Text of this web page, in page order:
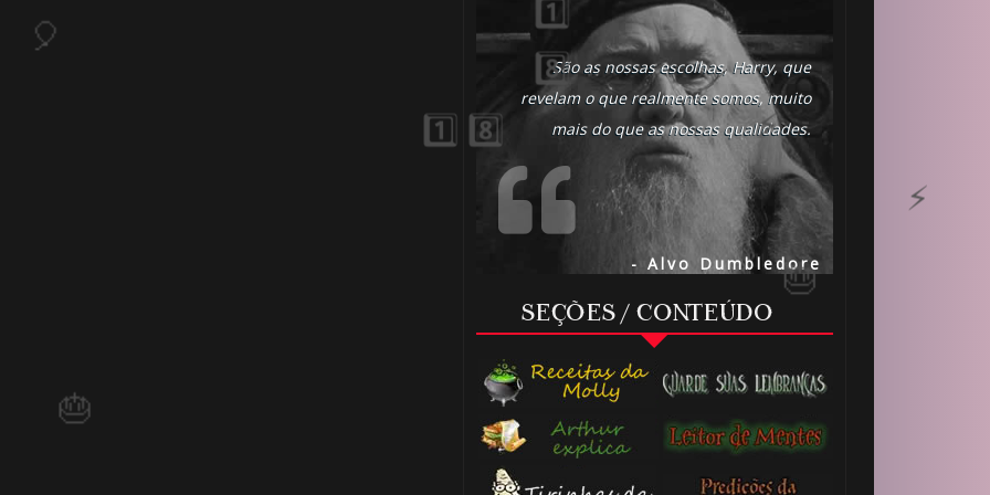
São as nossas escolhas, Harry, que
revelam o que realmente somos, muito
mais do que as nossas qualidades.
- Alvo Dumbledore
SEÇÕES / CONTEÚDO
8️⃣
1️⃣ 8️⃣
🎈